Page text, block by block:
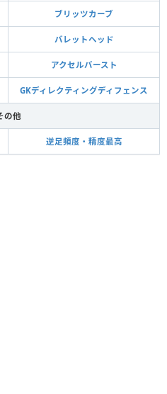
ブリッツカーブ
バレットヘッド
アクセルバースト
GKディレクティングディフェンス
の他
逆足頻度・精度最高